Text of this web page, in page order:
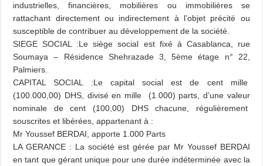
industrielles, financières, mobilières ou immobilières se
rattachant directement ou indirectement à l’objet précité ou
susceptible de contribuer au développement de la société.
SIEGE SOCIAL :Le siège social est fixé à Casablanca, rue
Soumaya – Résidence Shehrazade 3, 5ème étage n° 22,
Palmiers.
CAPITAL SOCIAL :Le capital social est de cent mille
(100.000,00) DHS, divisé en mille (1.000) parts, d’une valeur
nominale de cent (100,00) DHS chacune, régulièrement
souscrites et libérées, appartenant à :
Mr Youssef BERDAI, apporte 1.000 Parts
LA GERANCE : La société est gérée par Mr Youssef BERDAI
en tant que gérant unique pour une durée indéterminée avec la